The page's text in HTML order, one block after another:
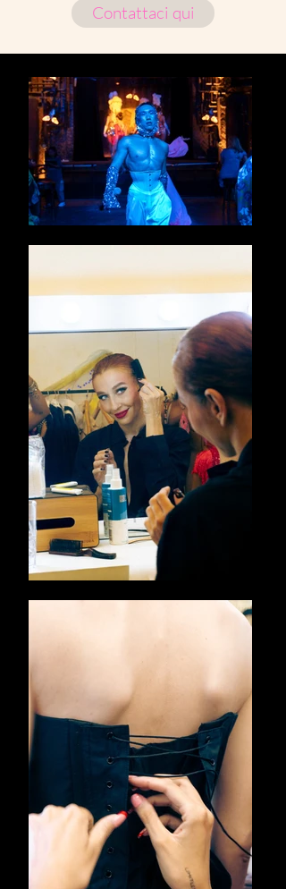
Contattaci qui